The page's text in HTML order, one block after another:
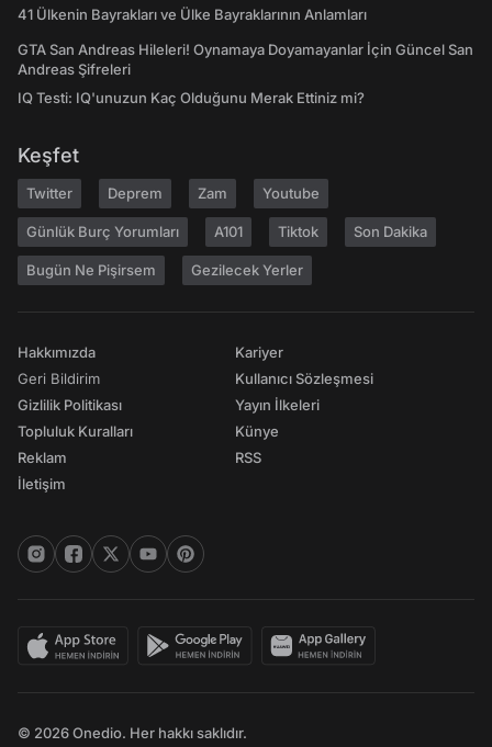
41 Ülkenin Bayrakları ve Ülke Bayraklarının Anlamları
GTA San Andreas Hileleri! Oynamaya Doyamayanlar İçin Güncel San
Andreas Şifreleri
IQ Testi: IQ'unuzun Kaç Olduğunu Merak Ettiniz mi?
Keşfet
Twitter Deprem Zam Youtube
Günlük Burç Yorumları A101 Tiktok Son Dakika
Bugün Ne Pişirsem Gezilecek Yerler
Hakkımızda
Geri Bildirim
Gizlilik Politikası
Topluluk Kuralları
Reklam
İletişim
Kariyer
Kullanıcı Sözleşmesi
Yayın İlkeleri
Künye
RSS
© 2026 Onedio. Her hakkı saklıdır.